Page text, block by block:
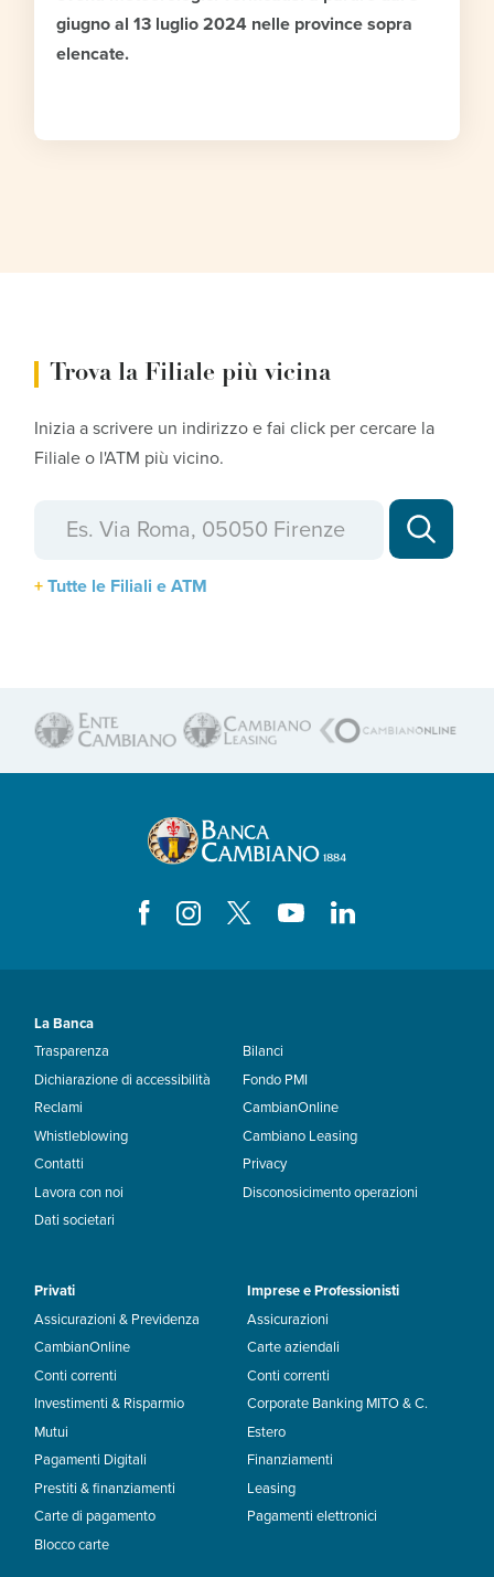
giugno al 13 luglio 2024 nelle province sopra
elencate.
Trova la Filiale più vicina
Inizia a scrivere un indirizzo e fai click per cercare la
Filiale o l'ATM più vicino.
Tutte le Filiali e ATM
La Banca
Trasparenza
Dichiarazione di accessibilità
Reclami
Whistleblowing
Contatti
Lavora con noi
Dati societari
Bilanci
Fondo PMI
CambianOnline
Cambiano Leasing
Privacy
Disconosicimento operazioni
Privati
Assicurazioni & Previdenza
CambianOnline
Conti correnti
Investimenti & Risparmio
Mutui
Pagamenti Digitali
Prestiti & finanziamenti
Carte di pagamento
Blocco carte
Imprese e Professionisti
Assicurazioni
Carte aziendali
Conti correnti
Corporate Banking MITO & C.
Estero
Finanziamenti
Leasing
Pagamenti elettronici